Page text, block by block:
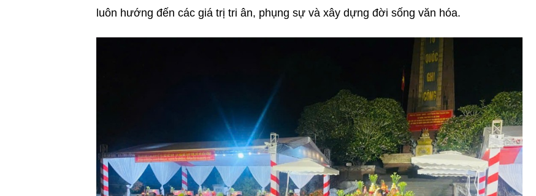
luôn hướng đến các giá trị tri ân, phụng sự và xây dựng đời sống văn hóa.